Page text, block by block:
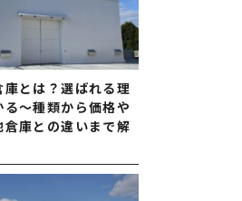
庫とは？選ばれる理
る〜種類から価格や
倉庫との違いまで解